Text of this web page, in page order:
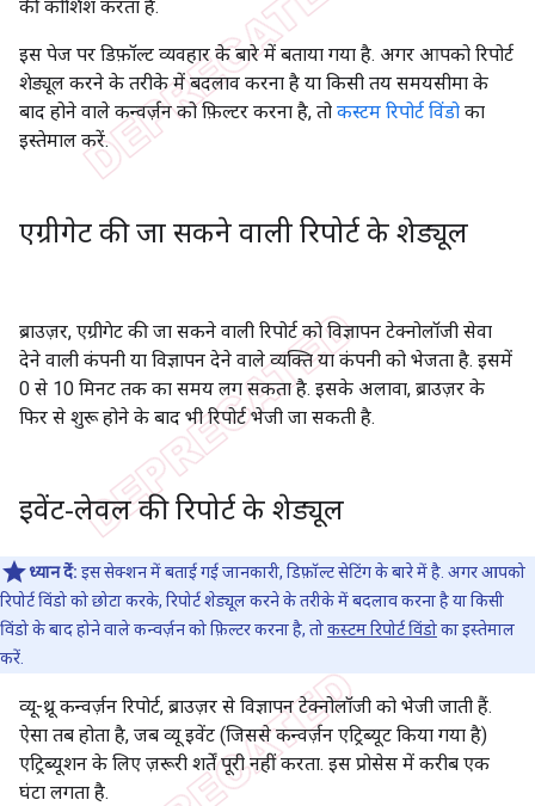
की कोशिश करता है.
इस पेज पर डिफ़ॉल्ट व्यवहार के बारे में बताया गया है. अगर आपको रिपोर्ट
शेड्यूल करने के तरीके में बदलाव करना है या किसी तय समयसीमा के
बाद होने वाले कन्वर्ज़न को फ़िल्टर करना है, तो कस्टम रिपोर्ट विंडो का
इस्तेमाल करें.
एग्रीगेट की जा सकने वाली रिपोर्ट के शेड्यूल
ब्राउज़र, एग्रीगेट की जा सकने वाली रिपोर्ट को विज्ञापन टेक्नोलॉजी सेवा
देने वाली कंपनी या विज्ञापन देने वाले व्यक्ति या कंपनी को भेजता है. इसमें
0 से 10 मिनट तक का समय लग सकता है. इसके अलावा, ब्राउज़र के
फिर से शुरू होने के बाद भी रिपोर्ट भेजी जा सकती है.
इवेंट-लेवल की रिपोर्ट के शेड्यूल
ध्यान दें: इस सेक्शन में बताई गई जानकारी, डिफ़ॉल्ट सेटिंग के बारे में है. अगर आपको
रिपोर्ट विंडो को छोटा करके, रिपोर्ट शेड्यूल करने के तरीके में बदलाव करना है या किसी
विंडो के बाद होने वाले कन्वर्ज़न को फ़िल्टर करना है, तोकस्टम रिपोर्ट विंडोका इस्तेमाल
करें.
व्यू-थ्रू कन्वर्ज़न रिपोर्ट, ब्राउज़र से विज्ञापन टेक्नोलॉजी को भेजी जाती हैं.
ऐसा तब होता है, जब व्यू इवेंट (जिससे कन्वर्ज़न एट्रिब्यूट किया गया है)
एट्रिब्यूशन के लिए ज़रूरी शर्तें पूरी नहीं करता. इस प्रोसेस में करीब एक
घंटा लगता है.